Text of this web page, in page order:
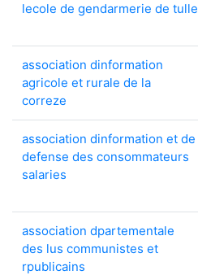
lecole de gendarmerie de tulle
association dinformation
agricole et rurale de la
correze
association dinformation et de
defense des consommateurs
salaries
association dpartementale
des lus communistes et
rpublicains